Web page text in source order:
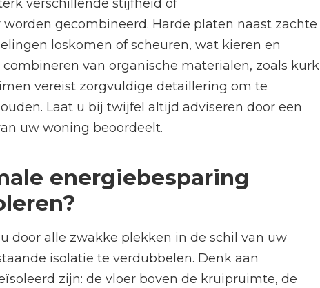
verschillende stijfheid of
gecombineerd. Harde platen naast zachte
loskomen of scheuren, wat kieren en
van organische materialen, zoals kurk
vereist zorgvuldige detaillering om te
Laat u bij twijfel altijd adviseren door een
uw woning beoordeelt.
energiebesparing
door alle zwakke plekken in de schil van uw
isolatie te verdubbelen. Denk aan
zijn: de vloer boven de kruipruimte, de